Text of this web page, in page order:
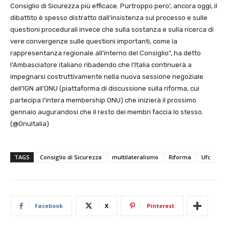
Consiglio di Sicurezza più efficace. Purtroppo pero’, ancora oggi, il
dibattito è spesso distratto dall’insistenza sul processo e sulle
questioni procedurali invece che sulla sostanza e sulla ricerca di
vere convergenze sulle questioni importanti, come la
rappresentanza regionale all’interno del Consiglio”, ha detto
l’Ambasciatore italiano ribadendo che l’Italia continuerà a
impegnarsi costruttivamente nella nuova sessione negoziale
dell’IGN all’ONU (piattaforma di discussione sulla riforma, cui
partecipa l’intera membership ONU) che inizierà il prossimo
gennaio augurandosi che il resto dei membri faccia lo stesso.
(@OnuItalia)
TAGS Consiglio di Sicurezza multilateralismo Riforma Ufc
Facebook X Pinterest